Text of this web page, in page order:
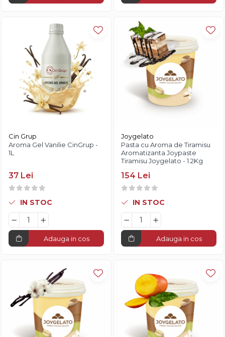
Cin Grup
Aroma Gel Vanilie CinGrup -
1L
37 Lei
IN STOC
Adauga in cos
Joygelato
Pasta cu Aroma de Tiramisu
Aromatizanta Joypaste
Tiramisu Joygelato - 1.2Kg
154 Lei
IN STOC
Adauga in cos